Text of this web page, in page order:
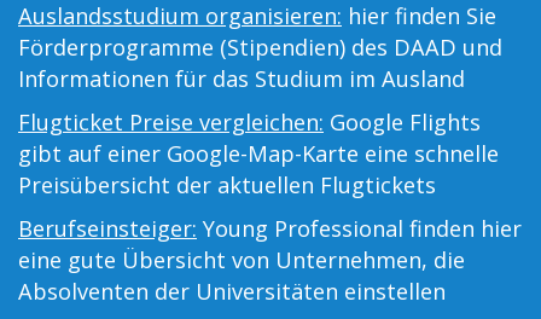
Auslandsstudium organisieren: hier finden Sie
Förderprogramme (Stipendien) des DAAD und
Informationen für das Studium im Ausland
Flugticket Preise vergleichen: Google Flights
gibt auf einer Google-Map-Karte eine schnelle
Preisübersicht der aktuellen Flugtickets
Berufseinsteiger: Young Professional finden hier
eine gute Übersicht von Unternehmen, die
Absolventen der Universitäten einstellen